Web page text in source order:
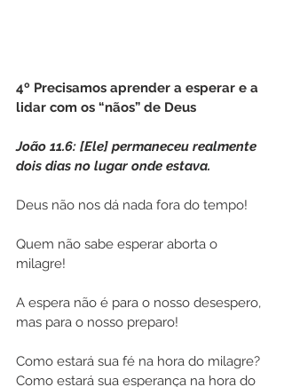
4º Precisamos aprender a esperar e a
lidar com os “nãos” de Deus
João 11.6: [Ele] permaneceu realmente
dois dias no lugar onde estava.
Deus não nos dá nada fora do tempo!
Quem não sabe esperar aborta o
milagre!
A espera não é para o nosso desespero,
mas para o nosso preparo!
Como estará sua fé na hora do milagre?
Como estará sua esperança na hora do